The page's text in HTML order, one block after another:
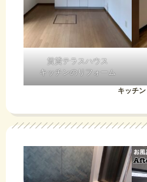
賃貸テラスハウス
キッチンのリフォーム
キッチン